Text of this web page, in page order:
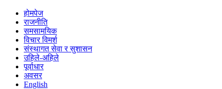
होमपेज
राजनीति
समसामयिक
विचार विमर्श
संस्थागत सेवा र सुशासन
उहिले-अहिले
पूर्वाधार
अवसर
English